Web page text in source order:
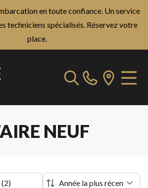
en toute confiance. Un service
techniciens spécialisés. Réservez votre
place.
NEUF
(2)